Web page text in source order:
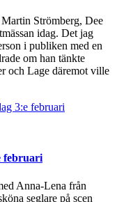
Strömberg, Dee
idag. Det jag
i publiken med en
om han tänkte
och Lage däremot ville
februari
Anna-Lena från
seglare på scen